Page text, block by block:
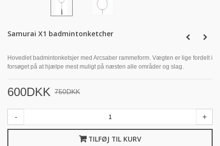
Samurai X1 badmintonketcher
Hovedlet badmintonketsjer med Arcsaber rammeform. Vægten er lige fordelt i
forsøget på at hjælpe mest muligt på næsten alle områder og slag.
600DKK 750DKK
- +
TILFØJ TIL KURV